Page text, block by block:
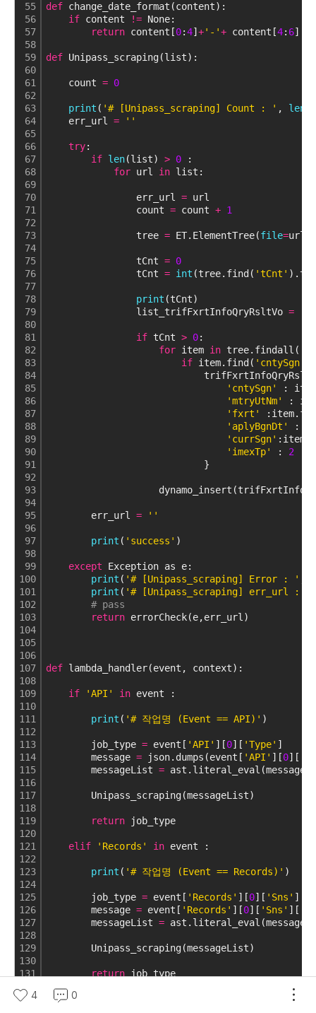
55
56
57
58
59
60
61
62
63
64
65
66
67
68
69
70
71
72
73
74
75
76
77
78
79
80
81
82
83
84
85
86
87
88
89
90
91
92
93
94
95
96
97
98
99
100
101
102
103
104
105
106
107
108
109
110
111
112
113
114
115
116
117
118
119
120
121
122
123
124
125
126
127
128
129
130
131
133
def change_date_format(content):
if content != None:
return content[0:4] +'-'+ content[4: 6]
def Unipass_scraping(list):
count = 0
print ( '# [Unipass_scraping] Count : ' , len
err_url = ''
try:
if len(list) > 0 :
for url in list:
err_url = url
count = count + 1
tree = ET.ElementTree(file=
tCnt = 0
tCnt = int (tree.find( 'tCnt'
print (tCnt)
list_trifFxrtInfoQryRsltVo =
if tCnt > 0:
for item in tree.findall(
if item.find( 'cntySgn'
'cntySgn'
:
'mtryUtNm'
:
'fxrt'
'aplyBgnDt'
:
'currSgn'
'imexTp'
: 2
}
err_url = ''
print ( 'success' )
except Exception as e:
print ( '# [Unipass_scraping] Error : '
print ( '# [Unipass_scraping] err_url : '
# pass
return errorCheck(e,err_url)
def lambda_handler(event, context):
if 'API' in event :
print ( '# 작업명 (Event == API)' )
job_type = event[ 'API' ][0][ 'Type' ]
message = json.dumps(event[ 'API' ][0][
messageList = ast.literal_eval(message)
Unipass_scraping(messageList)
return job_type
elif 'Records' in event :
print ( '# 작업명 (Event == Records)' )
job_type = event[ 'Records' ][0][ 'Sns' ][
message = event[ 'Records' ][0][ 'Sns' ][
messageList = ast.literal_eval(message)
Unipass_scraping(messageList)
return job_type
else
4 0